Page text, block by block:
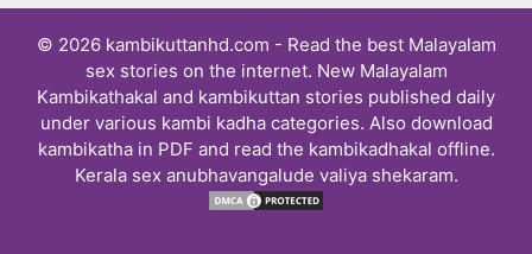
© 2026 kambikuttanhd.com - Read the best Malayalam
sex stories on the internet. New Malayalam
Kambikathakal and kambikuttan stories published daily
under various kambi kadha categories. Also download
kambikatha in PDF and read the kambikadhakal offline.
Kerala sex anubhavangalude valiya shekaram.